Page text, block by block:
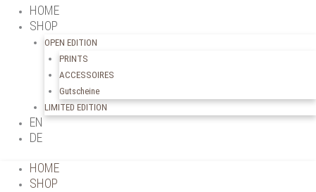
HOME
SHOP
OPEN EDITION
PRINTS
ACCESSOIRES
Gutscheine
LIMITED EDITION
EN
DE
HOME
SHOP